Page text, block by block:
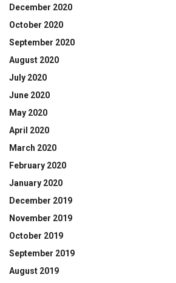
December 2020
October 2020
September 2020
August 2020
July 2020
June 2020
May 2020
April 2020
March 2020
February 2020
January 2020
December 2019
November 2019
October 2019
September 2019
August 2019